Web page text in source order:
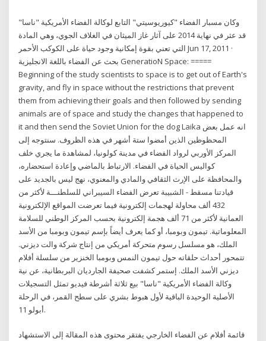
وكان مسبار الفضاء "كيوريوسيتي" التابع لوكالة الفضاء الأمريكية "ناسا"
قد عثر في نهاية 2014 على آثار غاز الميثان في الغلاف الجوي، وهي المادة
التي تعني بقوة إمكانية وجود حياة على الكوكب الأحمر Jun 17, 2011 ·
بحث عن الفضاء باللغة الانجليزية GeneratioN Space: =====
Beginning of the study scientists to space is to get out of Earth's
gravity, and fly in space without the restrictions that prevent
them from achieving their goals and then followed by sending
animals are of space and study the changes that happened to
it and then send the Soviet Union for the dog Laika انه عمل بعض
المحظوظين الذين أمضوا ستة أشهر في هذه الظروف. سنتوجه إلى
المركز الأوربي لرواد الفضاء في مدينة كولونيا، لمشاهدة ما يجري خلف
كواليس الحياة في الفضاء. الارتباط بالماضي وإعادة استحضاره،
والمحافظة على الإرث الثقافي والمادي والمعنوي، نهج ليس بالجديد على
قيادتنا مسقط - الشبيبة تعرض الفضاء السيبراني للسلطنـــة لأكثر من
432 ألف محاولة لهجمات إلكترونية فيما تعرضت المواقع الإلكترونية
العمانية لأكثر من 71 ألف هجمة إلكترونية بحسب المركز الوطني للسلامة
المعلوماتية. تيمون وبومبا، أو كما يعرف أيضاً بإسم تيمون وبومبا من الأسد
الملك، هو مسلسل رسوم متحركة أمريكي من إنتاج شركة والت ديزني.
تتمحور أحداث حلقاته حول تيمون النمس وبومبا الخنزير من سلسلة أفلام
ديزني الأسد الملك. إستمر كشفت صحيفة الجارديان البربطانية، عن نية
وكالة الفضاء الأمريكية "ناسا" بيع ثلاثة أشرطة فيديو تمثل التسجيلات
الأصلية الوحيدة الباقية لأول هبوط بشري على سطح القمر، في الرحلة
أبولو 11.
قائمة أفلام عن الفضاء الخارجي يفتقر محتوى هذه المقالة إلى الاستشهاد